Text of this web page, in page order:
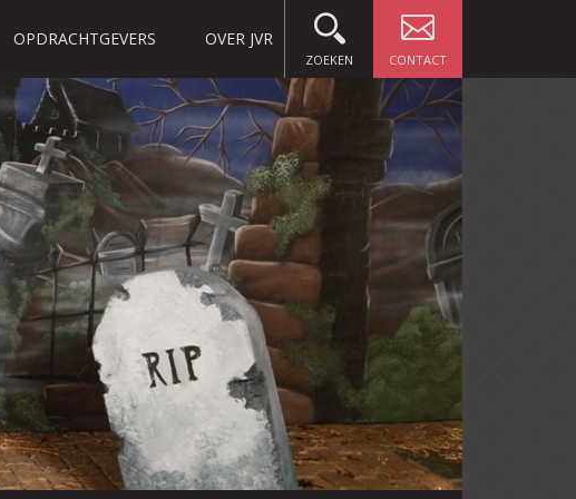
OPDRACHTGEVERS OVER JVR
CONTACT
ZOEKEN